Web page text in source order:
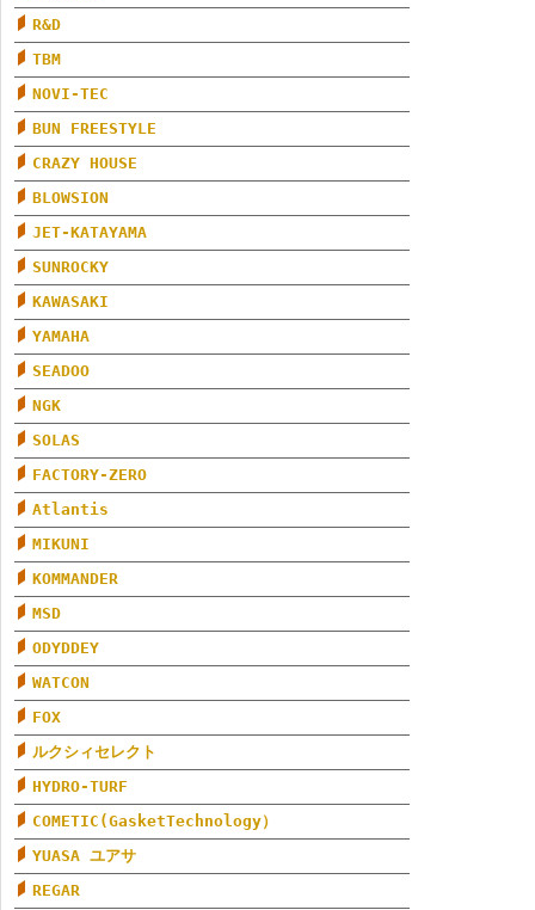
R&D
TBM
NOVI-TEC
BUN FREESTYLE
CRAZY HOUSE
BLOWSION
JET-KATAYAMA
SUNROCKY
KAWASAKI
YAMAHA
SEADOO
NGK
SOLAS
FACTORY-ZERO
Atlantis
MIKUNI
KOMMANDER
MSD
ODYDDEY
WATCON
FOX
ルクシィセレクト
HYDRO-TURF
COMETIC(GasketTechnology）
YUASA ユアサ
REGAR